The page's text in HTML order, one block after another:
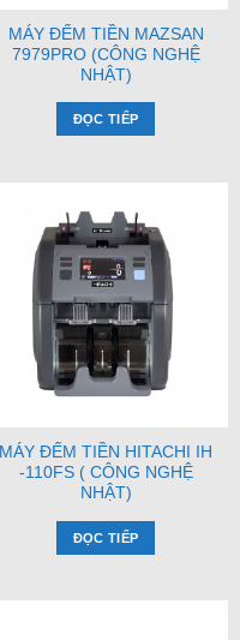
MÁY ĐẾM TIỀN MAZSAN
7979PRO (CÔNG NGHỆ
NHẬT)
ĐỌC TIẾP
MÁY ĐẾM TIỀN HITACHI IH
-110FS ( CÔNG NGHỆ
NHẬT)
ĐỌC TIẾP